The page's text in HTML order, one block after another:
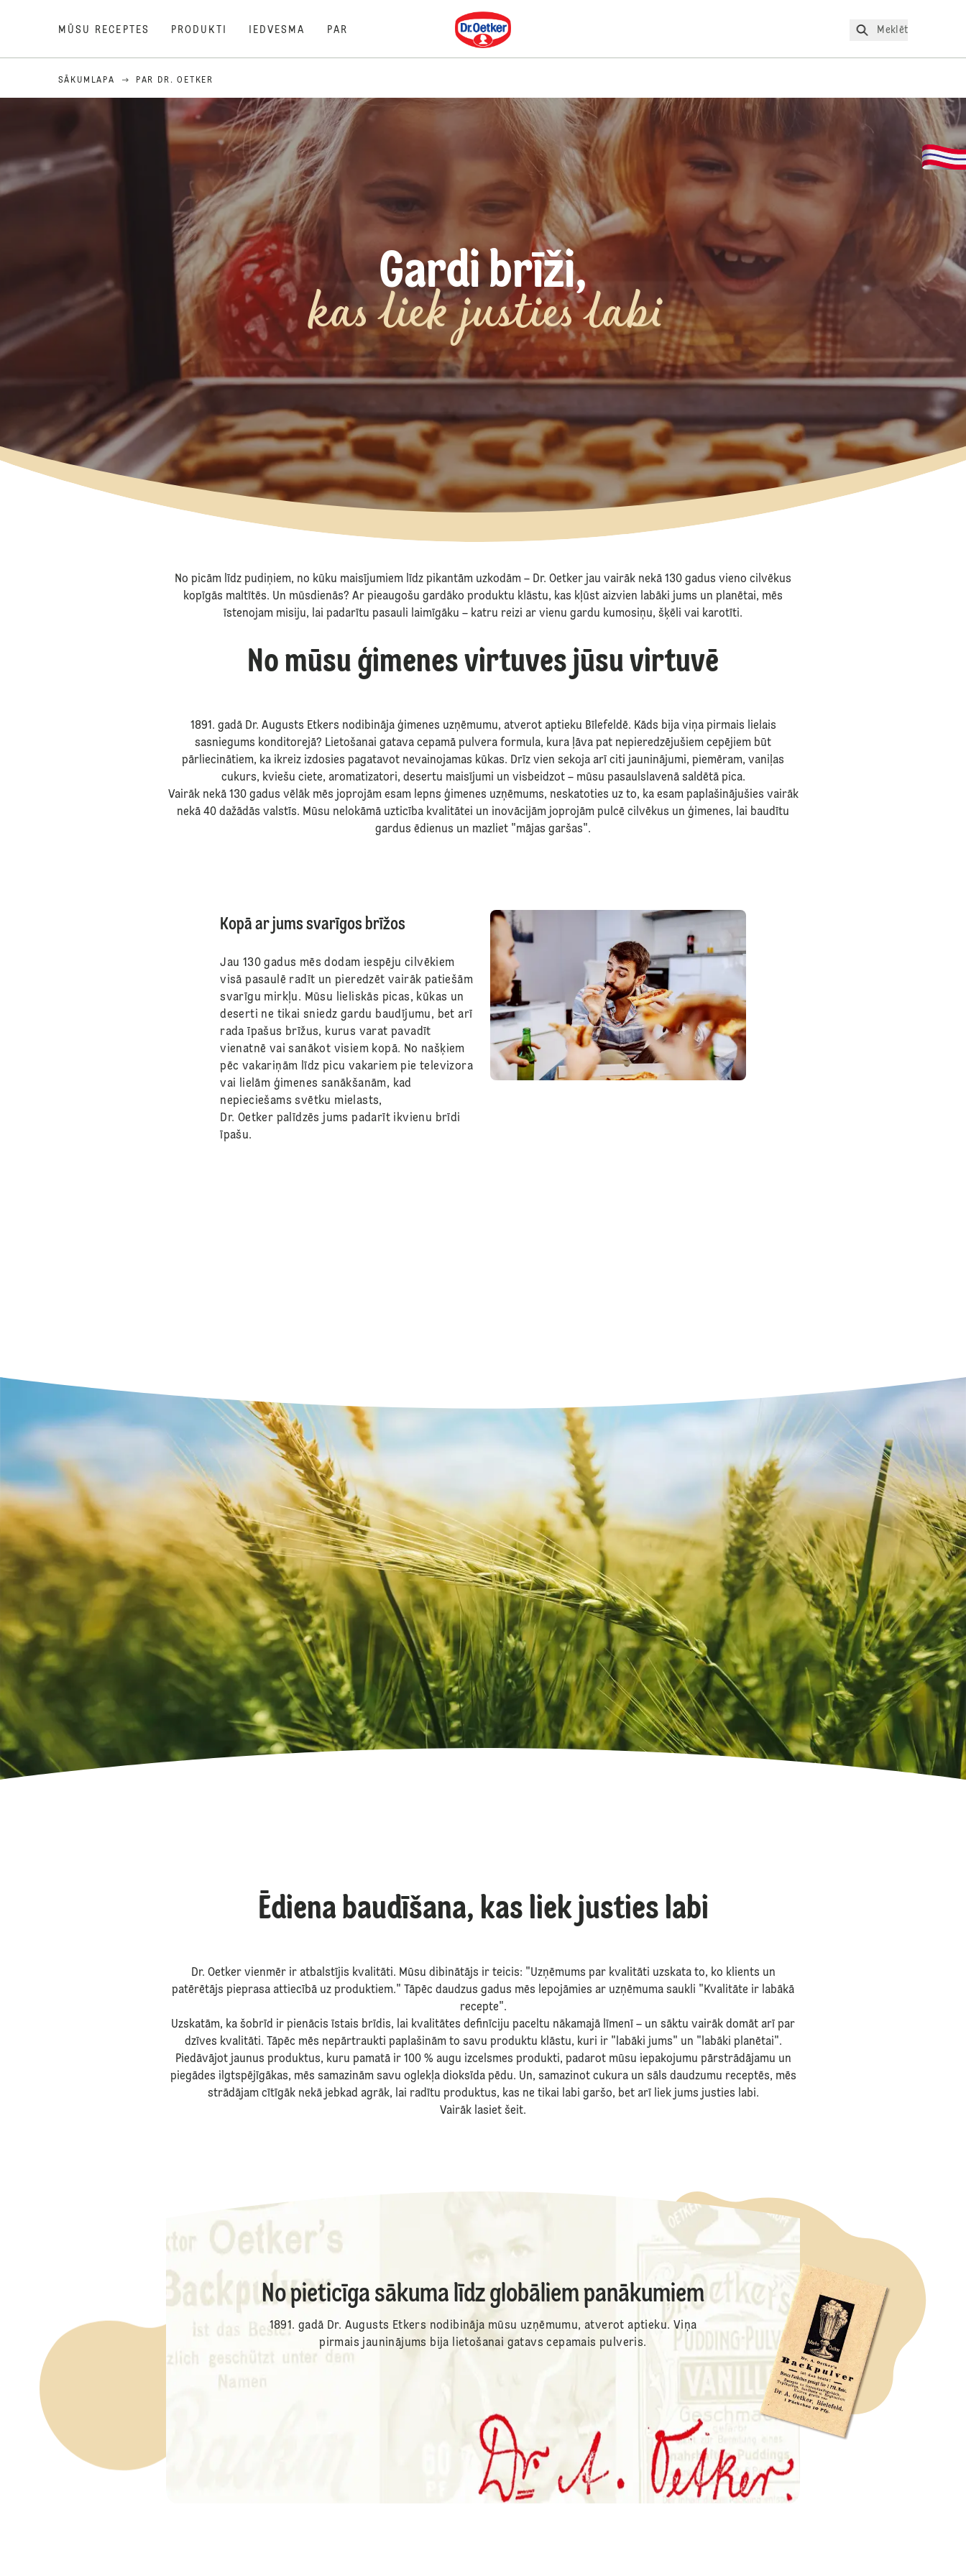
MŪSU RECEPTES PRODUKTI IEDVESMA PAR
Dr. Oetker
Meklēt
SĀKUMLAPA PAR DR. OETKER
Gardi brīži,
kas liek justies labi
No picām līdz pudiņiem, no kūku maisījumiem līdz pikantām uzkodām – Dr. Oetker jau vairāk nekā 130 gadus vieno cilvēkus
kopīgās maltītēs. Un mūsdienās? Ar pieaugošu gardāko produktu klāstu, kas kļūst aizvien labāki jums un planētai, mēs
īstenojam misiju, lai padarītu pasauli laimīgāku – katru reizi ar vienu gardu kumosiņu, šķēli vai karotīti.
No mūsu ģimenes virtuves jūsu virtuvē
1891. gadā Dr. Augusts Etkers nodibināja ģimenes uzņēmumu, atverot aptieku Bīlefeldē. Kāds bija viņa pirmais lielais
sasniegums konditorejā? Lietošanai gatava cepamā pulvera formula, kura ļāva pat nepieredzējušiem cepējiem būt
pārliecinātiem, ka ikreiz izdosies pagatavot nevainojamas kūkas. Drīz vien sekoja arī citi jauninājumi, piemēram, vaniļas
cukurs, kviešu ciete, aromatizatori, desertu maisījumi un visbeidzot – mūsu pasaulslavenā saldētā pica.
Vairāk nekā 130 gadus vēlāk mēs joprojām esam lepns ģimenes uzņēmums, neskatoties uz to, ka esam paplašinājušies vairāk
nekā 40 dažādās valstīs. Mūsu nelokāmā uzticība kvalitātei un inovācijām joprojām pulcē cilvēkus un ģimenes, lai baudītu
gardus ēdienus un mazliet "mājas garšas".
Kopā ar jums svarīgos brīžos
Jau 130 gadus mēs dodam iespēju cilvēkiem
visā pasaulē radīt un pieredzēt vairāk patiešām
svarīgu mirkļu. Mūsu lieliskās picas, kūkas un
deserti ne tikai sniedz gardu baudījumu, bet arī
rada īpašus brīžus, kurus varat pavadīt
vienatnē vai sanākot visiem kopā. No našķiem
pēc vakariņām līdz picu vakariem pie televizora
vai lielām ģimenes sanākšanām, kad
nepieciešams svētku mielasts,
Dr. Oetker palīdzēs jums padarīt ikvienu brīdi
īpašu.
Ēdiena baudīšana, kas liek justies labi
Dr. Oetker vienmēr ir atbalstījis kvalitāti. Mūsu dibinātājs ir teicis: "Uzņēmums par kvalitāti uzskata to, ko klients un
patērētājs pieprasa attiecībā uz produktiem." Tāpēc daudzus gadus mēs lepojāmies ar uzņēmuma saukli "Kvalitāte ir labākā
recepte".
Uzskatām, ka šobrīd ir pienācis īstais brīdis, lai kvalitātes definīciju paceltu nākamajā līmenī – un sāktu vairāk domāt arī par
dzīves kvalitāti. Tāpēc mēs nepārtraukti paplašinām to savu produktu klāstu, kuri ir "labāki jums" un "labāki planētai".
Piedāvājot jaunus produktus, kuru pamatā ir 100 % augu izcelsmes produkti, padarot mūsu iepakojumu pārstrādājamu un
piegādes ilgtspējīgākas, mēs samazinām savu oglekļa dioksīda pēdu. Un, samazinot cukura un sāls daudzumu receptēs, mēs
strādājam cītīgāk nekā jebkad agrāk, lai radītu produktus, kas ne tikai labi garšo, bet arī liek jums justies labi.
Vairāk lasiet šeit.
No pieticīga sākuma līdz globāliem panākumiem
1891. gadā Dr. Augusts Etkers nodibināja mūsu uzņēmumu, atverot aptieku. Viņa
pirmais jauninājums bija lietošanai gatavs cepamais pulveris.